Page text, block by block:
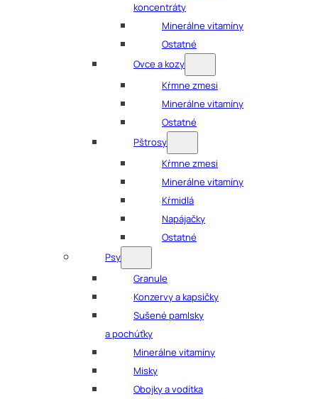
koncentráty
Minerálne vitamíny
Ostatné
Ovce a kozy
Kŕmne zmesi
Minerálne vitamíny
Ostatné
Pštrosy
Kŕmne zmesi
Minerálne vitamíny
Kŕmidlá
Napájačky
Ostatné
Psy
Granule
Konzervy a kapsičky
Sušené pamlsky
a pochúťky
Minerálne vitamíny
Misky
Obojky a vodítka